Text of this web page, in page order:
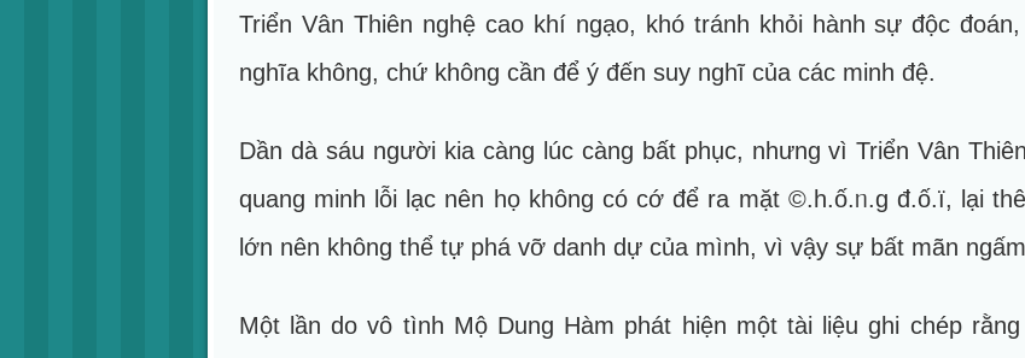
Triển Vân Thiên nghệ cao khí ngạo, khó tránh khỏi hành sự độc
nghĩa không, chứ không cần để ý đến suy nghĩ của các minh đệ.
Dần dà sáu người kia càng lúc càng bất phục, nhưng vì Triển Vân
quang minh lỗi lạc nên họ không có cớ để ra mặt ©.h.ố.ᥒ.g đ.ố.ï, lại
lớn nên không thể tự phá vỡ danh dự của mình, vì vậy sự bất mãn
Một lần do vô tình Mộ Dung Hàm phát hiện một tài liệu ghi chép